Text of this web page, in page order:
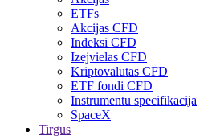
ETFs
Akcijas CFD
Indeksi CFD
Izejvielas CFD
Kriptovalūtas CFD
ETF fondi CFD
Instrumentu specifikācija
SpaceX
Tirgus